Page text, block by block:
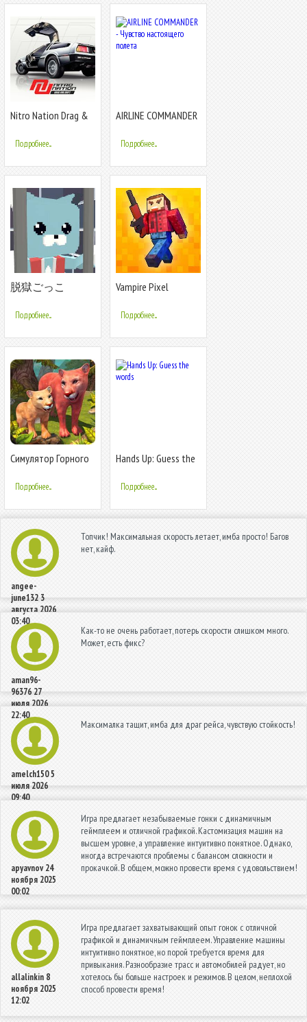
Nitro Nation Drag &
Подробнее...
AIRLINE COMMANDER
настоящего полета
Подробнее...
脱獄ごっこ
Подробнее...
Vampire Pixel
Подробнее...
Симулятор Горного
семью
Подробнее...
Hands Up: Guess the
Подробнее...
angee-
june1323
августа 2026
03:40
Топчик! Максимальная скорость летает, имба просто! Багов
нет, кайф.
aman96-
9637627
июля 2026
22:40
Как-то не очень работает, потерь скорости слишком много.
Может, есть фикс?
amelch1505
июля 2026
09:40
Максималка тащит, имба для драг рейса, чувствую стойкость!
apyavnov 24
ноября 2025
00:02
Игра предлагает незабываемые гонки с динамичным
геймплеем и отличной графикой. Кастомизация машин на
высшем уровне, а управление интуитивно понятное. Однако,
иногда встречаются проблемы с балансом сложности и
прокачкой. В общем, можно провести время с удовольствием!
allalinkin 8
ноября 2025
12:02
Игра предлагает захватывающий опыт гонок с отличной
графикой и динамичным геймплеем. Управление машины
интуитивно понятное, но порой требуется время для
привыкания. Разнообразие трасс и автомобилей радует, но
хотелось бы больше настроек и режимов. В целом, неплохой
способ провести время!